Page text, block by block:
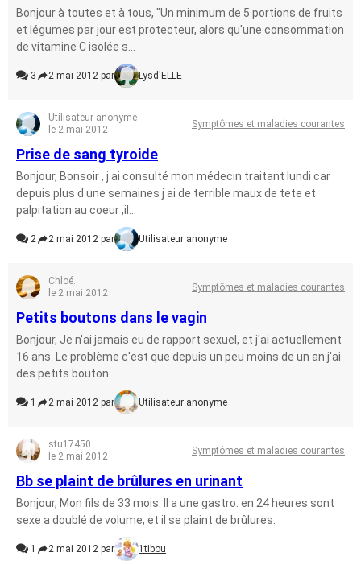
Bonjour à toutes et à tous, "Un minimum de 5 portions de fruits
et légumes par jour est protecteur, alors qu'une consommation
de vitamine C isolée s...
3 2 mai 2012 par Lysd'ELLE
Utilisateur anonyme
le 2 mai 2012
Symptômes et maladies courantes
Prise de sang tyroide
Bonjour, Bonsoir , j ai consulté mon médecin traitant lundi car
depuis plus d une semaines j ai de terrible maux de tete et
palpitation au coeur ,il...
2 2 mai 2012 par Utilisateur anonyme
Chloé.
le 2 mai 2012
Symptômes et maladies courantes
Petits boutons dans le vagin
Bonjour, Je n'ai jamais eu de rapport sexuel, et j'ai actuellement
16 ans. Le problème c'est que depuis un peu moins de un an j'ai
des petits bouton...
1 2 mai 2012 par Utilisateur anonyme
stu17450
le 2 mai 2012
Symptômes et maladies courantes
Bb se plaint de brûlures en urinant
Bonjour, Mon fils de 33 mois. Il a une gastro. en 24 heures sont
sexe a doublé de volume, et il se plaint de brûlures.
1 2 mai 2012 par 1tibou